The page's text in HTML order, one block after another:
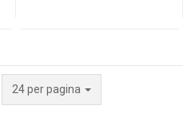
24 per pagina